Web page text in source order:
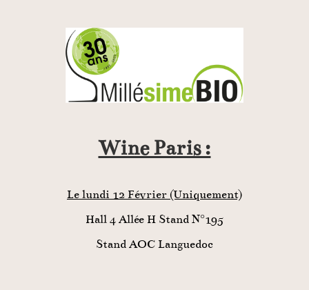
Wine Paris :
Le lundi 12 Février (Uniquement)
Hall 4 Allée H Stand N°195
Stand AOC Languedoc